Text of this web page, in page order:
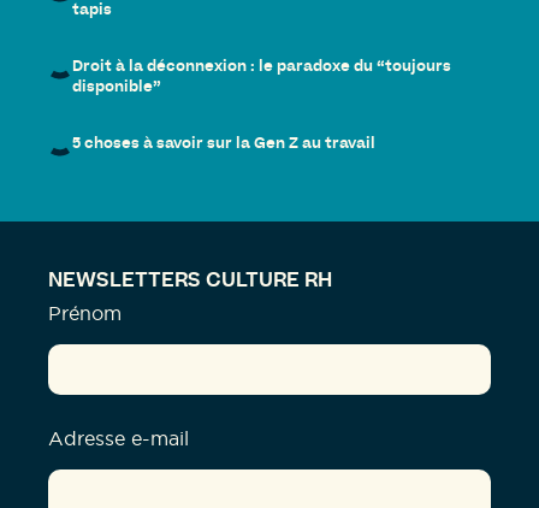
tapis
Droit à la déconnexion : le paradoxe du “toujours
disponible”
5 choses à savoir sur la Gen Z au travail
NEWSLETTERS CULTURE RH
Prénom
Adresse e-mail